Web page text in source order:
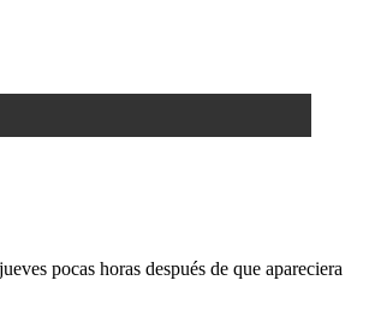
pocas horas después de que apareciera